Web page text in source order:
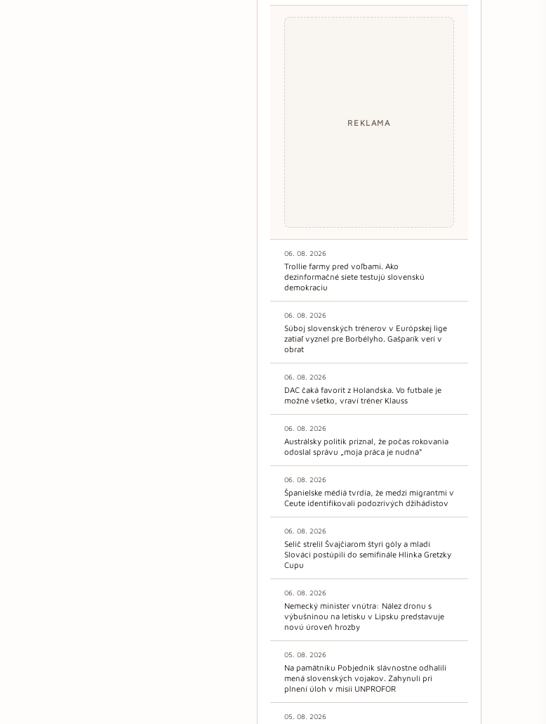
REKLAMA
06. 08. 2026
Trollie farmy pred voľbami. Ako
dezinformačné siete testujú slovenskú
demokraciu
06. 08. 2026
Súboj slovenských trénerov v Európskej lige
zatiaľ vyznel pre Borbélyho. Gašparík verí v
obrat
06. 08. 2026
DAC čaká favorit z Holandska. Vo futbale je
možné všetko, vraví tréner Klauss
06. 08. 2026
Austrálsky politik priznal, že počas rokovania
odoslal správu „moja práca je nudná“
06. 08. 2026
Španielske médiá tvrdia, že medzi migrantmi v
Ceute identifikovali podozrivých džihádistov
06. 08. 2026
Selič strelil Švajčiarom štyri góly a mladí
Slováci postúpili do semifinále Hlinka Gretzky
Cupu
06. 08. 2026
Nemecký minister vnútra: Nález dronu s
výbušninou na letisku v Lipsku predstavuje
novú úroveň hrozby
05. 08. 2026
Na pamätníku Pobjednik slávnostne odhalili
mená slovenských vojakov. Zahynuli pri
plnení úloh v misii UNPROFOR
05. 08. 2026